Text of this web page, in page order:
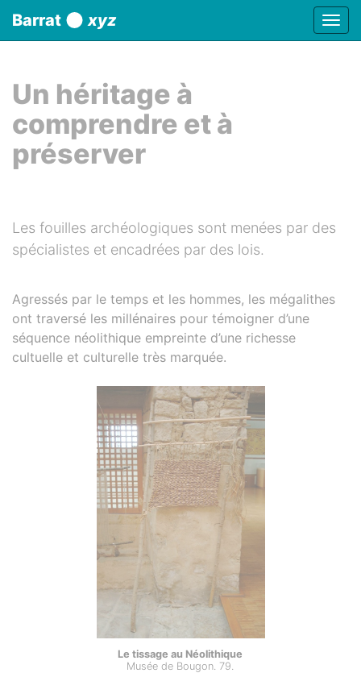
Barrat xyz
Un héritage à
comprendre et à
préserver
Les fouilles archéologiques sont menées par des
spécialistes et encadrées par des lois.
Agressés par le temps et les hommes, les mégalithes
ont traversé les millénaires pour témoigner d’une
séquence néolithique empreinte d’une richesse
cultuelle et culturelle très marquée.
Le tissage au Néolithique
Musée de Bougon. 79.
Panneau de gestion des cookies